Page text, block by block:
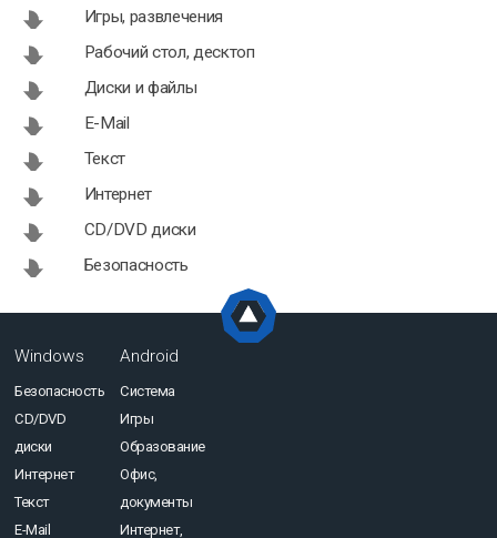
Игры, развлечения
Рабочий стол, десктоп
Диски и файлы
E-Mail
Текст
Интернет
CD/DVD диски
Безопасность
Windows
Безопасность
CD/DVD
диски
Интернет
Текст
E-Mail
Android
Система
Игры
Образование
Офис,
документы
Интернет,